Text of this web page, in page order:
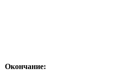
Окончание: